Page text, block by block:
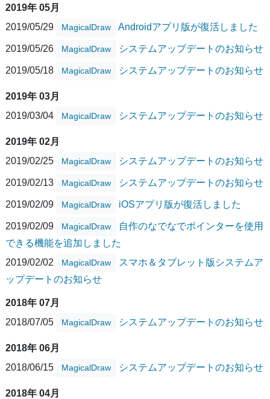
2019年 05月
2019/05/29
MagicalDraw Androidアプリ版が復活しました
2019/05/26 MagicalDraw システムアップデートのお知らせ
2019/05/18 MagicalDraw システムアップデートのお知らせ
2019年 03月
2019/03/04
MagicalDraw システムアップデートのお知らせ
2019年 02月
2019/02/25
MagicalDraw システムアップデートのお知らせ
2019/02/13 MagicalDraw システムアップデートのお知らせ
2019/02/09 MagicalDraw iOSアプリ版が復活しました
2019/02/09 MagicalDraw
自作のなでなでポインターを使用
できる機能を追加しました
2019/02/02
MagicalDraw
スマホ＆タブレット版システムア
ップデートのお知らせ
2018年 07月
2018/07/05
MagicalDraw システムアップデートのお知らせ
2018年 06月
2018/06/15
MagicalDraw システムアップデートのお知らせ
2018年 04月